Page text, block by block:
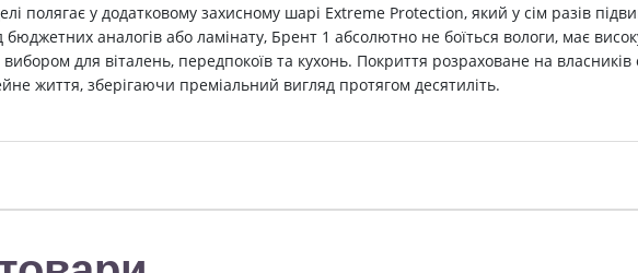
полягає у додатковому захисному шарі Extreme Protection, який у сім разів
бюджетних аналогів або ламінату, Брент 1 абсолютно не боїться вологи, має
для віталень, передпокоїв та кухонь. Покриття розраховане на
життя, зберігаючи преміальний вигляд протягом десятиліть.